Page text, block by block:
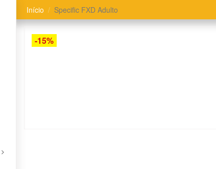
Início Specific FXD Adulto
-15%